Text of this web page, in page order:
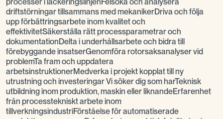
driftstörningar tillsammans med mekanikerDriva och följa
upp förbättringsarbete inom kvalitet och
effektivitetSäkerställa rätt processparametrar och
dokumentationDelta i underhållsarbete och bidra till
förebyggande insatserGenomföra rotorsaksanalyser vid
problemTa fram och uppdatera
arbetsinstruktionerMedverka i projekt kopplat till ny
utrustning och investeringar Vi söker dig som harTeknisk
utbildning inom produktion, maskin eller liknandeErfarenhet
från processtekniskt arbete inom
tillverkningsindustriFörståelse för automatiserade